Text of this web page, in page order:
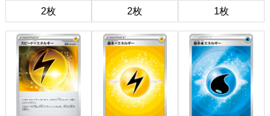
2枚 2枚 1枚